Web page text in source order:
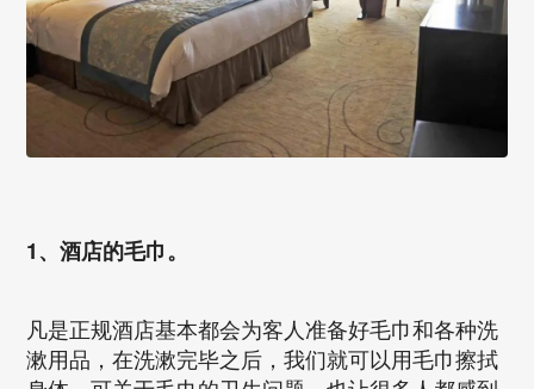
1、酒店的毛巾。
凡是正规酒店基本都会为客人准备好毛巾和各种洗
漱用品，在洗漱完毕之后，我们就可以用毛巾擦拭